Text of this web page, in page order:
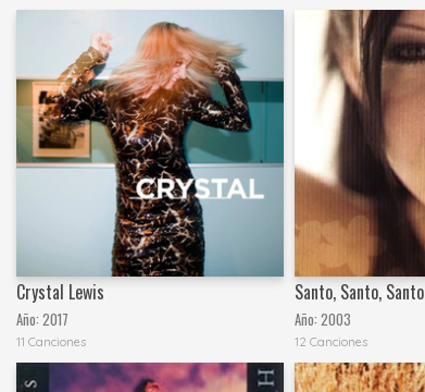
Crystal Lewis
Año:2017
11 Canciones
Santo, Santo, Santo
Año:2003
12 Canciones